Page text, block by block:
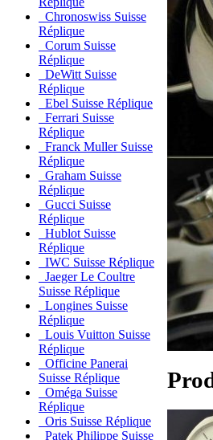
Chronoswiss Suisse
Réplique
Corum Suisse
Réplique
DeWitt Suisse
Réplique
Ebel Suisse Réplique
Ferrari Suisse
Réplique
Franck Muller Suisse
Réplique
Graham Suisse
Réplique
Gucci Suisse
Réplique
Hublot Suisse
Réplique
IWC Suisse Réplique
Jaeger Le Coultre
Suisse Réplique
Longines Suisse
Réplique
Louis Vuitton Suisse
Réplique
Officine Panerai
Suisse Réplique
Oméga Suisse
Réplique
Oris Suisse Réplique
Patek Philippe Suisse